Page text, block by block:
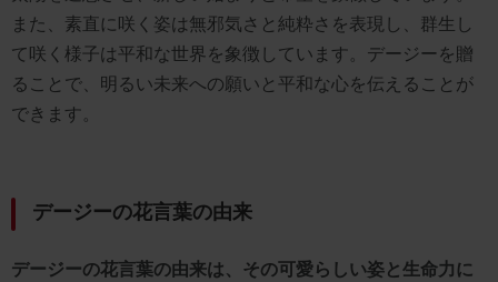
また、素直に咲く姿は無邪気さと純粋さを表現し、群生し
て咲く様子は平和な世界を象徴しています。デージーを贈
ることで、明るい未来への願いと平和な心を伝えることが
できます。
デージーの花言葉の由来
デージーの花言葉の由来は、その可愛らしい姿と生命力に